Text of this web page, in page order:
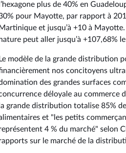
l’hexagone plus de 40% en
pour Mayotte, par rapport à
Martinique et jusqu’à +10 à
peut aller jusqu’à +107,68%
Le modèle de la grande distribution
nos concitoyens
des grandes surfaces
déloyale au commerce
la grande distribution totalise 85%
et "les petits
4 % du marché" selon
sur le marché de la